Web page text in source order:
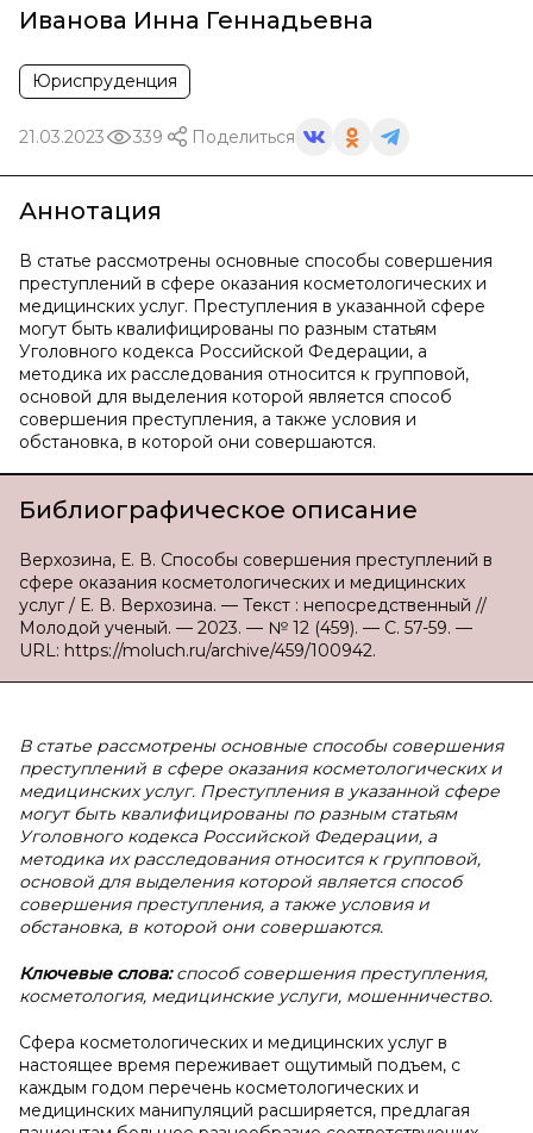
Иванова Инна Геннадьевна
Юриспруденция
21.03.2023 339 Поделиться
Аннотация
В статье рассмотрены основные способы совершения
преступлений в сфере оказания косметологических и
медицинских услуг. Преступления в указанной сфере
могут быть квалифицированы по разным статьям
Уголовного кодекса Российской Федерации, а
методика их расследования относится к групповой,
основой для выделения которой является способ
совершения преступления, а также условия и
обстановка, в которой они совершаются.
Библиографическое описание
Верхозина, Е. В. Способы совершения преступлений в
сфере оказания косметологических и медицинских
услуг / Е. В. Верхозина. — Текст : непосредственный //
Молодой ученый. — 2023. — № 12 (459). — С. 57-59. —
URL: https://moluch.ru/archive/459/100942.
В статье рассмотрены основные способы совершения
преступлений в сфере оказания косметологических и
медицинских услуг. Преступления в указанной сфере
могут быть квалифицированы по разным статьям
Уголовного кодекса Российской Федерации, а
методика их расследования относится к групповой,
основой для выделения которой является способ
совершения преступления, а также условия и
обстановка, в которой они совершаются.
Ключевые слова:способ совершения преступления,
косметология, медицинские услуги, мошенничество.
Сфера косметологических и медицинских услуг в
настоящее время переживает ощутимый подъем, с
каждым годом перечень косметологических и
медицинских манипуляций расширяется, предлагая